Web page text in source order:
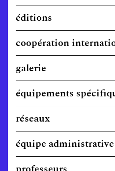
éditions
coopération
galerie
équipements
réseaux
équipe administrative